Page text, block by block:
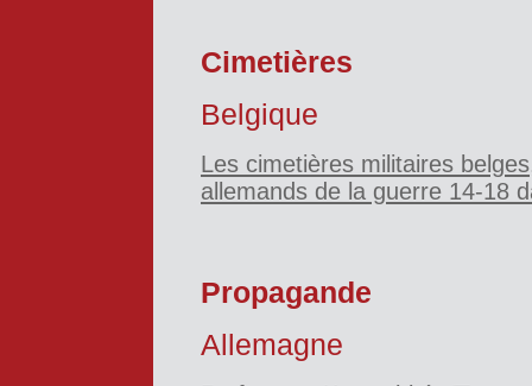
Cimetières
Belgique
Les cimetières militaires
allemands de la guerre 14-18
Propagande
Allemagne